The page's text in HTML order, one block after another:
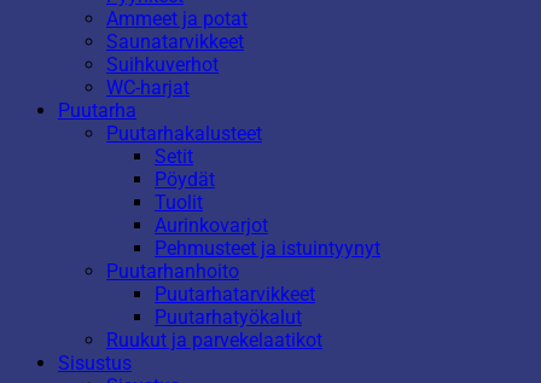
Ammeet ja potat
Saunatarvikkeet
Suihkuverhot
WC-harjat
Puutarha
Puutarhakalusteet
Setit
Pöydät
Tuolit
Aurinkovarjot
Pehmusteet ja istuintyynyt
Puutarhanhoito
Puutarhatarvikkeet
Puutarhatyökalut
Ruukut ja parvekelaatikot
Sisustus